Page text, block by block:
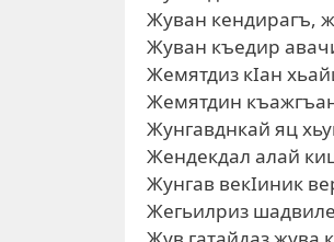
Жуван кендирагъ,
Жуван къедир
Жемятдиз кIан
Жемятдин
Жунгавднкай яц
Жендекдал алай
Жунгав векIиник
Жегьилриз